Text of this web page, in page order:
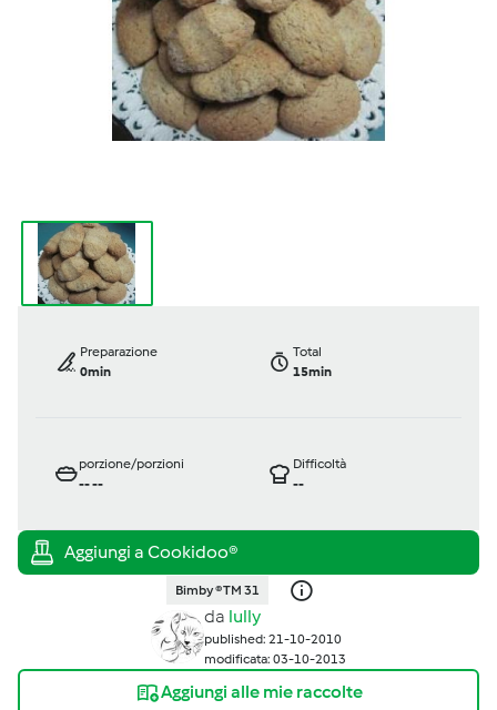
Preparazione
0min
Total
15min
porzione/porzioni
----
Difficoltà
--
Bimby ® TM 31
da lully
published: 21-10-2010
modificata: 03-10-2013
Aggiungi alle mie raccolte